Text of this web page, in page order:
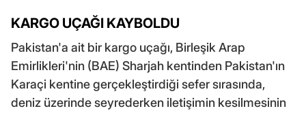
KARGO UÇAĞI KAYBOLDU
Pakistan'a ait bir kargo uçağı, Birleşik Arap
Emirlikleri'nin (BAE) Sharjah kentinden Pakistan'ın
Karaçi kentine gerçekleştirdiği sefer sırasında,
deniz üzerinde seyrederken iletişimin kesilmesinin